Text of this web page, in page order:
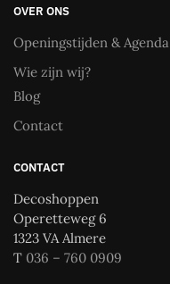
OVER ONS
Openingstijden & Agenda
Wie zijn wij?
Blog
Contact
CONTACT
Decoshoppen
Operetteweg 6
1323 VA Almere
T 036 – 760 0909